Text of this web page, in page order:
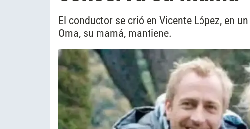
El conductor se crió en Vicente López, en
Oma, su mamá, mantiene.